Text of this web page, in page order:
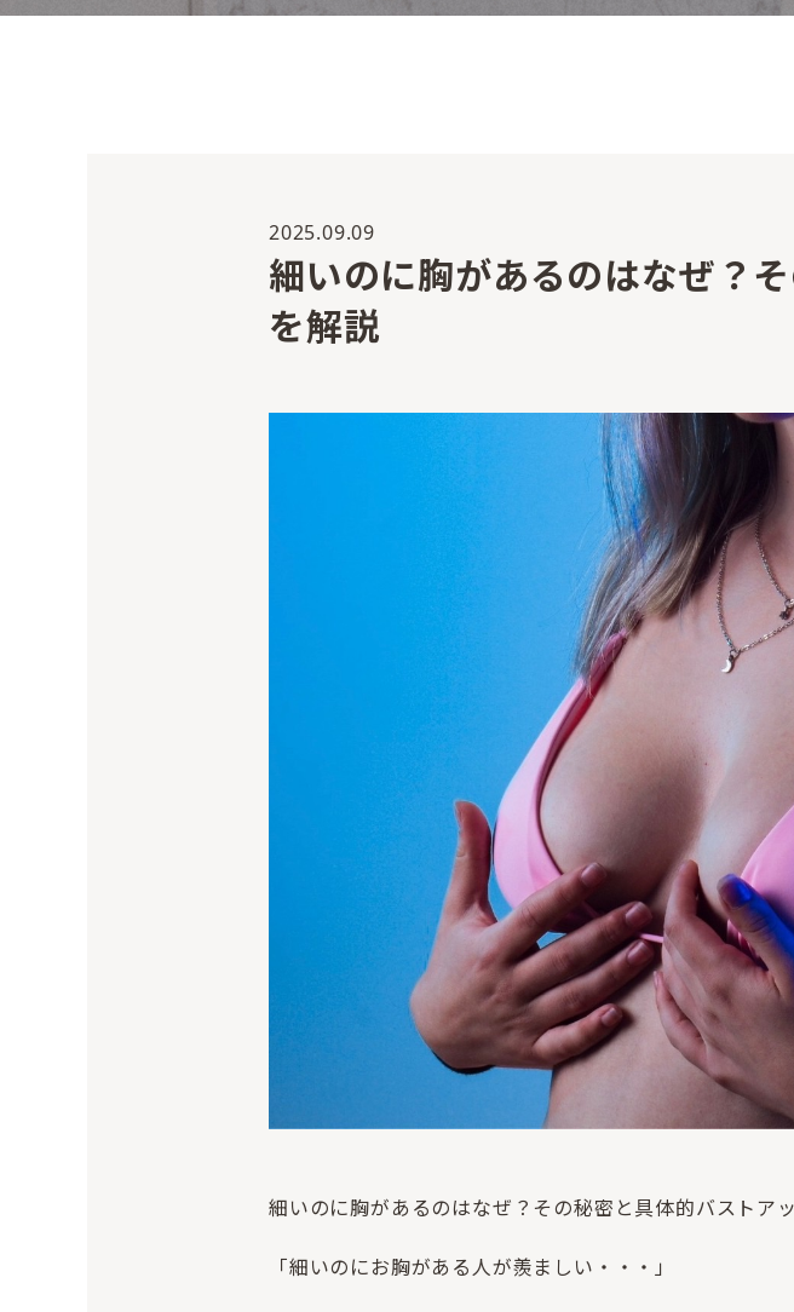
2025.09.09
細いのに胸があるのはなぜ？
を解説
細いのに胸があるのはなぜ？その秘密と具体的バストア
「細いのにお胸がある人が羨ましい・・・」